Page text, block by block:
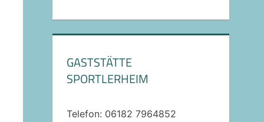
GASTSTÄTTE
SPORTLERHEIM
Telefon: 06182 7964852